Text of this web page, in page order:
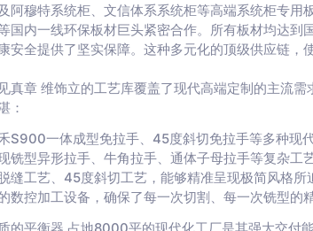
阿穆特系统柜、文信体系系统柜等高端系统柜专用
国内一线环保板材巨头紧密合作。所有板材均达
安全提供了坚实保障。这种多元化的顶级供应链，
真章 维饰立的工艺库覆盖了现代高端定制的主流
：
S900一体成型免拉手、45度斜切免拉手等多种现
铣型异形拉手、牛角拉手、通体子母拉手等复杂工
缝工艺、45度斜切工艺，能够精准呈现极简风格
数控加工设备，确保了每一次切割、每一次铣型的